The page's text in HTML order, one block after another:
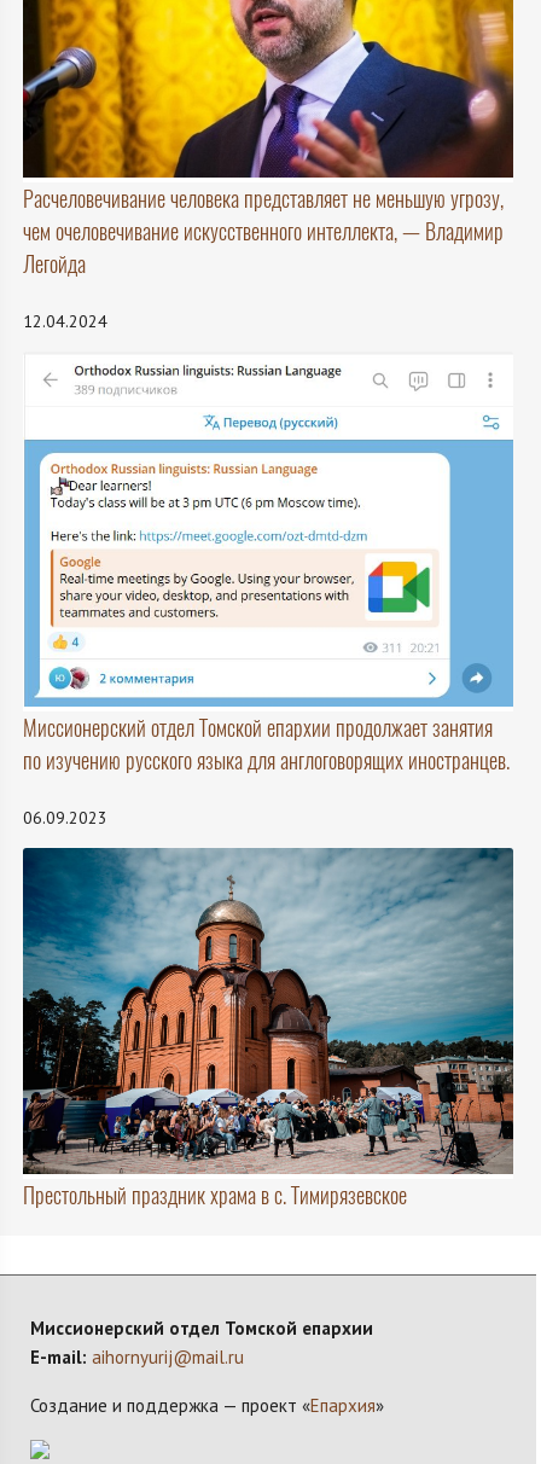
Расчеловечивание человека представляет не меньшую угрозу,
чем очеловечивание искусственного интеллекта, — Владимир
Легойда
12.04.2024
Миссионерский отдел Томской епархии продолжает занятия
по изучению русского языка для англоговорящих иностранцев.
06.09.2023
Престольный праздник храма в с. Тимирязевское
Миссионерский отдел Томской епархии
E-mail: aihornyurij@mail.ru
Создание и поддержка — проект «Епархия»